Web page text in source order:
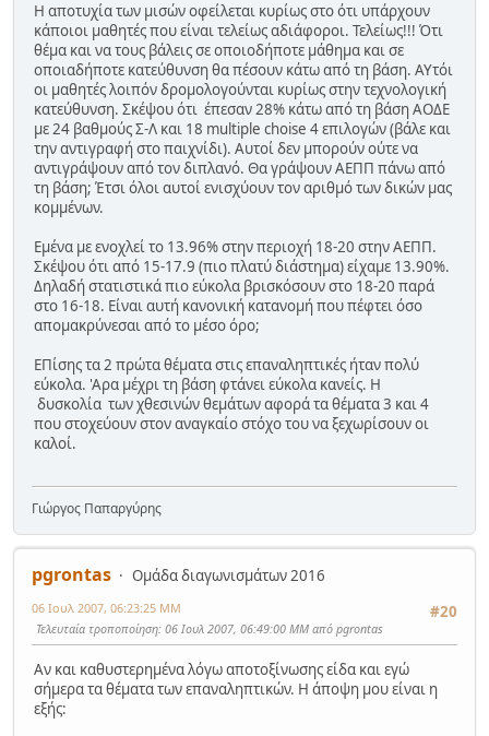
Η αποτυχία των μισών οφείλεται κυρίως στο ότι υπάρχουν
κάποιοι μαθητές που είναι τελείως αδιάφοροι. Τελείως!!! Ότι
θέμα και να τους βάλεις σε οποιοδήποτε μάθημα και σε
οποιαδήποτε κατεύθυνση θα πέσουν κάτω από τη βάση. ΑΥτόι
οι μαθητές λοιπόν δρομολογούνται κυρίως στην τεχνολογική
κατεύθυνση. Σκέψου ότι έπεσαν 28% κάτω από τη βάση ΑΟΔΕ
με 24 βαθμούς Σ-Λ και 18 multiple choise 4 επιλογών (βάλε και
την αντιγραφή στο παιχνίδι). Αυτοί δεν μπορούν ούτε να
αντιγράψουν από τον διπλανό. Θα γράψουν ΑΕΠΠ πάνω από
τη βάση; Έτσι όλοι αυτοί ενισχύουν τον αριθμό των δικών μας
κομμένων.
Εμένα με ενοχλεί το 13.96% στην περιοχή 18-20 στην ΑΕΠΠ.
Σκέψου ότι από 15-17.9 (πιο πλατύ διάστημα) είχαμε 13.90%.
Δηλαδή στατιστικά πιο εύκολα βρισκόσουν στο 18-20 παρά
στο 16-18. Είναι αυτή κανονική κατανομή που πέφτει όσο
απομακρύνεσαι από το μέσο όρο;
ΕΠίσης τα 2 πρώτα θέματα στις επαναληπτικές ήταν πολύ
εύκολα. 'Αρα μέχρι τη βάση φτάνει εύκολα κανείς. Η
δυσκολία των χθεσινών θεμάτων αφορά τα θέματα 3 και 4
που στοχεύουν στον αναγκαίο στόχο του να ξεχωρίσουν οι
καλοί.
Γιώργος Παπαργύρης
pgrontas
Ομάδα διαγωνισμάτων 2016
#20
06 Ιουλ 2007, 06:23:25 ΜΜ
Τελευταία τροποποίηση: 06 Ιουλ 2007, 06:49:00 ΜΜ από pgrontas
Αν και καθυστερημένα λόγω αποτοξίνωσης είδα και εγώ
σήμερα τα θέματα των επαναληπτικών. Η άποψη μου είναι η
εξής: